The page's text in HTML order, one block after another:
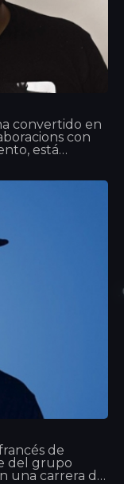
convertido en
con
está
de
visitas aquí,
de
del grupo
una carrera de